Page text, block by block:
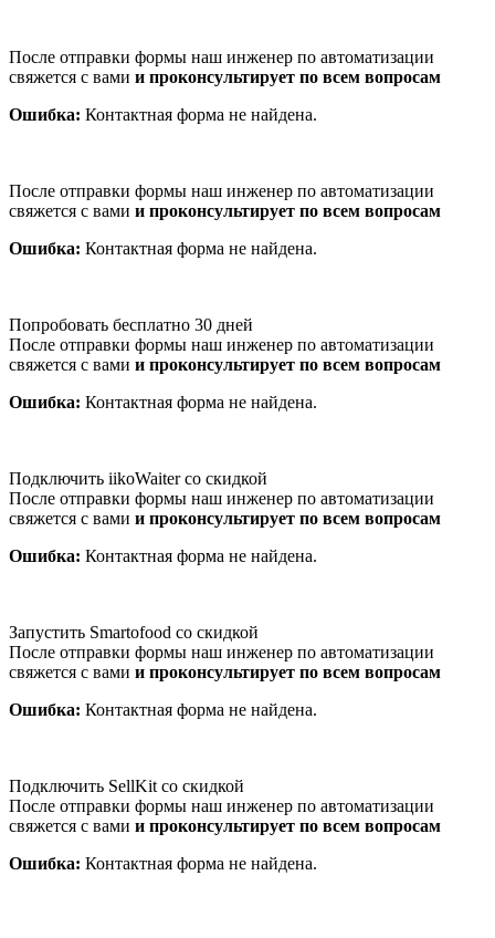
После отправки формы наш инженер по автоматизации
свяжется с вами и проконсультирует по всем вопросам
Ошибка: Контактная форма не найдена.
После отправки формы наш инженер по автоматизации
свяжется с вами и проконсультирует по всем вопросам
Ошибка: Контактная форма не найдена.
Попробовать бесплатно 30 дней
После отправки формы наш инженер по автоматизации
свяжется с вами и проконсультирует по всем вопросам
Ошибка: Контактная форма не найдена.
Подключить iikoWaiter со скидкой
После отправки формы наш инженер по автоматизации
свяжется с вами и проконсультирует по всем вопросам
Ошибка: Контактная форма не найдена.
Запустить Smartofood со скидкой
После отправки формы наш инженер по автоматизации
свяжется с вами и проконсультирует по всем вопросам
Ошибка: Контактная форма не найдена.
Подключить SellKit со скидкой
После отправки формы наш инженер по автоматизации
свяжется с вами и проконсультирует по всем вопросам
Ошибка: Контактная форма не найдена.